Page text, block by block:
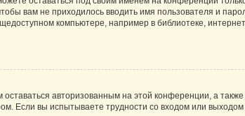
вам не приходилось вводить имя пользователя и
компьютере, например в библиотеке,
авторизованным на этой конференции, а
Если вы испытываете трудности со входом или